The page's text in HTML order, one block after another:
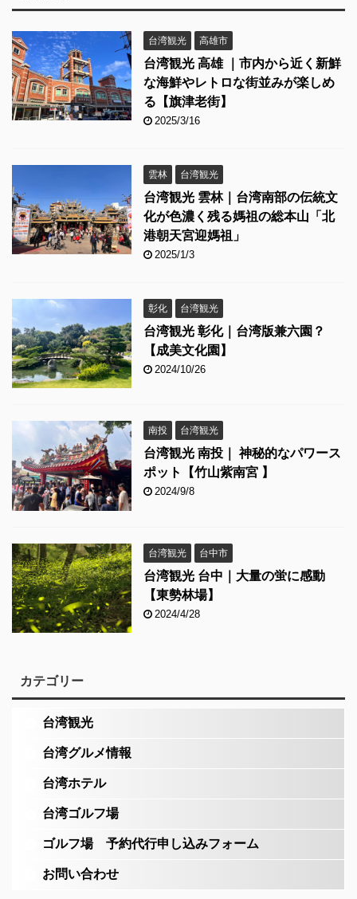
台湾観光 高雄市
台湾観光 高雄 ｜市内から近く新鮮
な海鮮やレトロな街並みが楽しめ
る【旗津老街】
2025/3/16
雲林 台湾観光
台湾観光 雲林｜台湾南部の伝統文
化が色濃く残る媽祖の総本山「北
港朝天宮迎媽祖」
2025/1/3
彰化 台湾観光
台湾観光 彰化｜台湾版兼六園？
【成美文化園】
2024/10/26
南投 台湾観光
台湾観光 南投｜ 神秘的なパワース
ポット【竹山紫南宮 】
2024/9/8
台湾観光 台中市
台湾観光 台中｜大量の蛍に感動
【東勢林場】
2024/4/28
カテゴリー
台湾観光
台湾グルメ情報
台湾ホテル
台湾ゴルフ場
ゴルフ場 予約代行申し込みフォーム
お問い合わせ